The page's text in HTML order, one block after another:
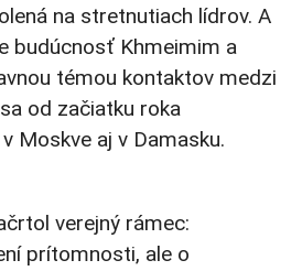
na stretnutiach lídrov. A
budúcnosť Khmeimim a
témou kontaktov medzi
od začiatku roka
Moskve aj v Damasku.
verejný rámec:
prítomnosti, ale o